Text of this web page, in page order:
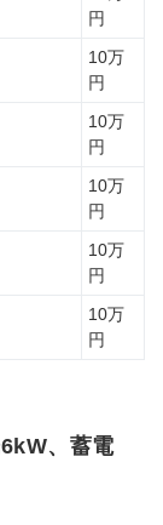
円
10万
円
10万
円
10万
円
10万
円
10万
円
、蓄電